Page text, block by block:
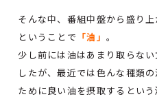
そんな中、番組中盤から盛り
ということで 「油」 。
少し前には油はあまり取らな
したが、最近では色んな種類
ために良い油を摂取するとい